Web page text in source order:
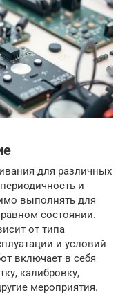
для различных
и
выполнять для
состоянии.
от типа
и условий
включает в себя
калибровку,
мероприятия.